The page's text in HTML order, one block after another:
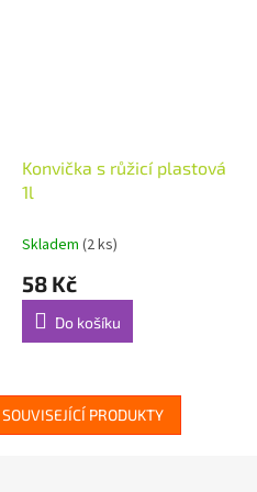
Konvička s růžicí plastová
1l
Skladem (2 ks)
58 Kč
Do košíku
PRODUKTY